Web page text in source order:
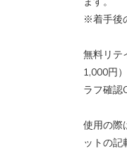
※着手後
無料リテ
1,000円）
ラフ確認
使用の際
ットの記